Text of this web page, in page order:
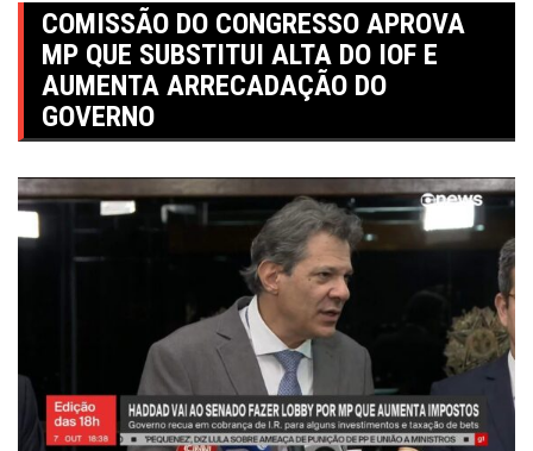
COMISSÃO DO CONGRESSO APROVA
MP QUE SUBSTITUI ALTA DO IOF E
AUMENTA ARRECADAÇÃO DO
GOVERNO